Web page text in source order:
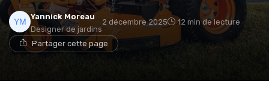
Yannick Moreau
Designer de jardins
2 décembre 2025 12 min de lecture
Partager cette page